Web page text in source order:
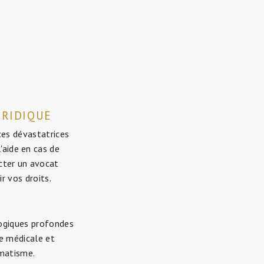
dévastatrices
en cas de
un avocat
vos droits.
profondes
médicale et